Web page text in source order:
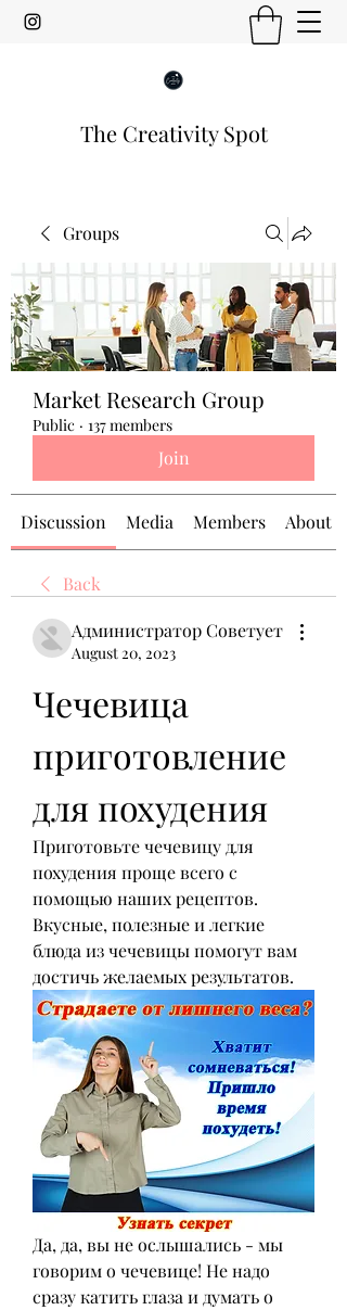
The Creativity Spot
Groups
Market Research Group
Public · 137 members
Join
Discussion Media Members About
Back
Администратор Советует
August 20, 2023
Чечевица
приготовление
для похудения
Приготовьте чечевицу для
похудения проще всего с
помощью наших рецептов.
Вкусные, полезные и легкие
блюда из чечевицы помогут вам
достичь желаемых результатов.
Да, да, вы не ослышались - мы
говорим о чечевице! Не надо
сразу катить глаза и думать о